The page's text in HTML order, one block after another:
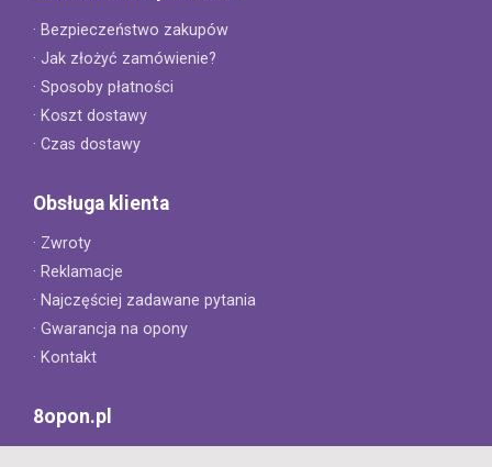
· Bezpieczeństwo zakupów
· Jak złożyć zamówienie?
· Sposoby płatności
· Koszt dostawy
· Czas dostawy
Obsługa klienta
· Zwroty
· Reklamacje
· Najczęściej zadawane pytania
· Gwarancja na opony
· Kontakt
8opon.pl